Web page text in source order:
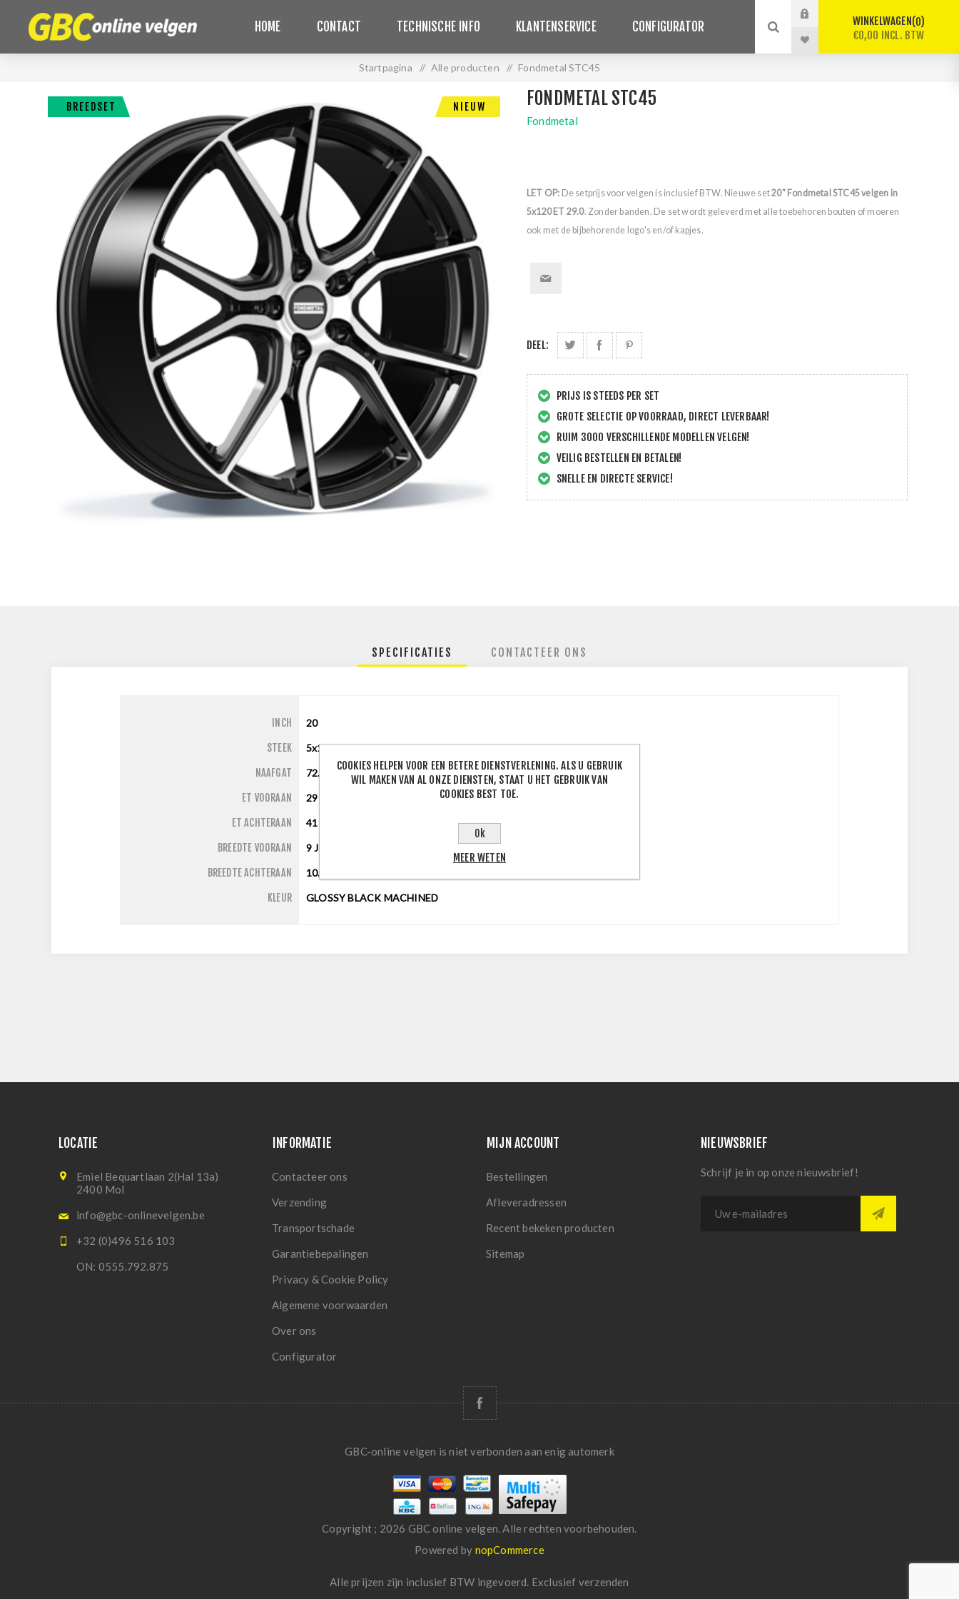
HOME CONTACT TECHNISCHE INFO KLANTENSERVICE CONFIGURATOR WINKELWAGEN 0
€0,00 INCL. BTW
Startpagina / Alle producten / Fondmetal STC45
BREEDSET NIEUW FONDMETAL STC45
Fondmetal
LET OP: De setprijs voor velgen is inclusief BTW. Nieuwe set20" Fondmetal STC45 velgen in
5x120 ET 29.0. Zonder banden. De set wordt geleverd met alle toebehoren bouten of moeren
ook met de bijbehorende logo's en/of kapjes.
DEEL:
PRIJS IS STEEDS PER SET
GROTE SELECTIE OP VOORRAAD, DIRECT LEVERBAAR!
RUIM 3000 VERSCHILLENDE MODELLEN VELGEN!
VEILIG BESTELLEN EN BETALEN!
SNELLE EN DIRECTE SERVICE!
SPECIFICATIES CONTACTEER ONS
INCH 20
STEEK 5x120
NAAFGAT 72.50
ET VOORAAN 29
ET ACHTERAAN 41
BREEDTE VOORAAN 9J
BREEDTE ACHTERAAN 10.50
KLEUR GLOSSY BLACK MACHINED
LOCATIE
Emiel Bequartlaan 2(Hal 13a)
2400 Mol
info@gbc-onlinevelgen.be
+32 (0)496 516 103
ON: 0555.792.875
INFORMATIE
Contacteer ons
Verzending
Transportschade
Garantiebepalingen
Privacy & Cookie Policy
Algemene voorwaarden
Over ons
Configurator
MIJN ACCOUNT
Bestellingen
Afleveradressen
Recent bekeken producten
Sitemap
NIEUWSBRIEF
Schrijf je in op onze nieuwsbrief!
GBC-online velgen is niet verbonden aan enig automerk
Copyright ; 2026 GBC online velgen. Alle rechten voorbehouden.
Powered by nopCommerce
Alle prijzen zijn inclusief BTW ingevoerd. Exclusief verzenden
COOKIES HELPEN VOOR EEN BETERE DIENSTVERLENING. ALS U GEBRUIK
WIL MAKEN VAN AL ONZE DIENSTEN, STAAT U HET GEBRUIK VAN
COOKIES BEST TOE.
Ok
MEER WETEN